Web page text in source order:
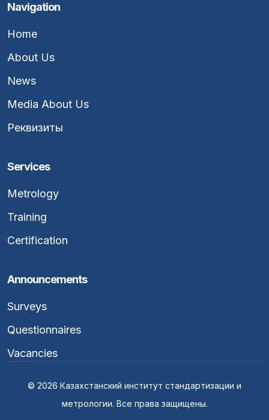
Navigation
Home
About Us
News
Media About Us
Реквизиты
Services
Metrology
Training
Certification
Announcements
Surveys
Questionnaires
Vacancies
© 2026 Казахстанский институт стандартизации и
метрологии. Все права защищены.